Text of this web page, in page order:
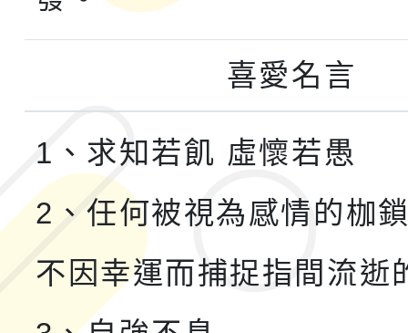
喜愛名言
1、求知若飢 虛懷若愚
2、任何被視為感情的枷
不因幸運而捕捉指間流逝